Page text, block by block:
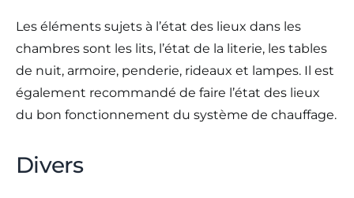
Les éléments sujets à l’état des lieux dans les
chambres sont les lits, l’état de la literie, les tables
de nuit, armoire, penderie, rideaux et lampes. Il est
également recommandé de faire l’état des lieux
du bon fonctionnement du système de chauffage.
Divers